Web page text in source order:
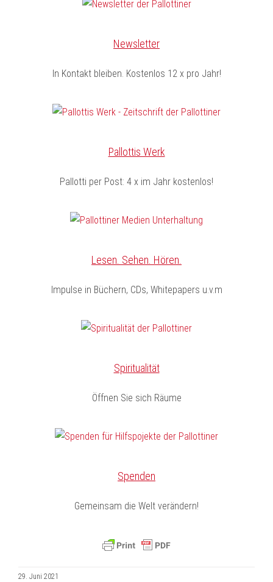
Newsletter
In Kontakt bleiben. Kostenlos 12 x pro Jahr!
Pallottis Werk
Pallotti per Post: 4 x im Jahr kostenlos!
Lesen. Sehen. Hören.
Impulse in Büchern, CDs, Whitepapers u.v.m
Spiritualität
Öffnen Sie sich Räume
Spenden
Gemeinsam die Welt verändern!
29. Juni 2021